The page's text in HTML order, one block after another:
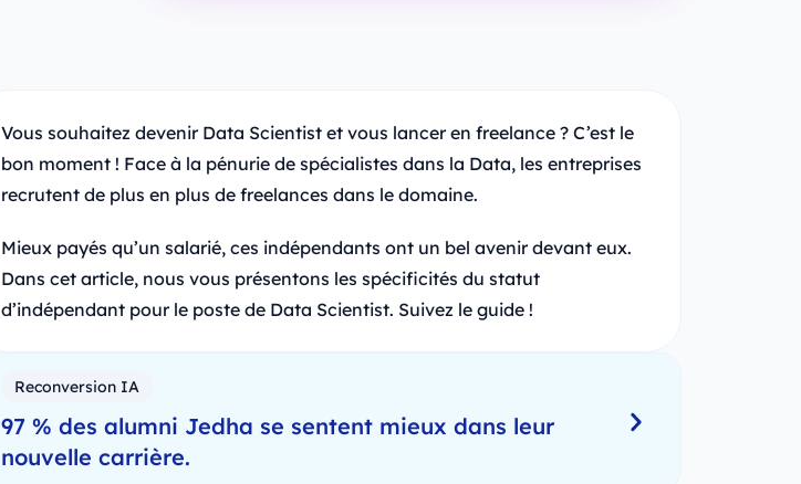
Vous souhaitez devenir Data Scientist et vous lancer en freelance ? C’est le
bon moment ! Face à la pénurie de spécialistes dans la Data, les entreprises
recrutent de plus en plus de freelances dans le domaine.
Mieux payés qu’un salarié, ces indépendants ont un bel avenir devant eux.
Dans cet article, nous vous présentons les spécificités du statut
d’indépendant pour le poste de Data Scientist. Suivez le guide !
Reconversion IA
97 % des alumni Jedha se sentent mieux dans leur
nouvelle carrière.